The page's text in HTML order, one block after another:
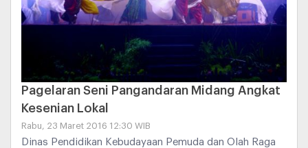
Pagelaran Seni Pangandaran Midang Angkat
Kesenian Lokal
Rabu, 23 Maret 2016 12:30 WIB
Dinas Pendidikan Kebudayaan Pemuda dan Olah Raga